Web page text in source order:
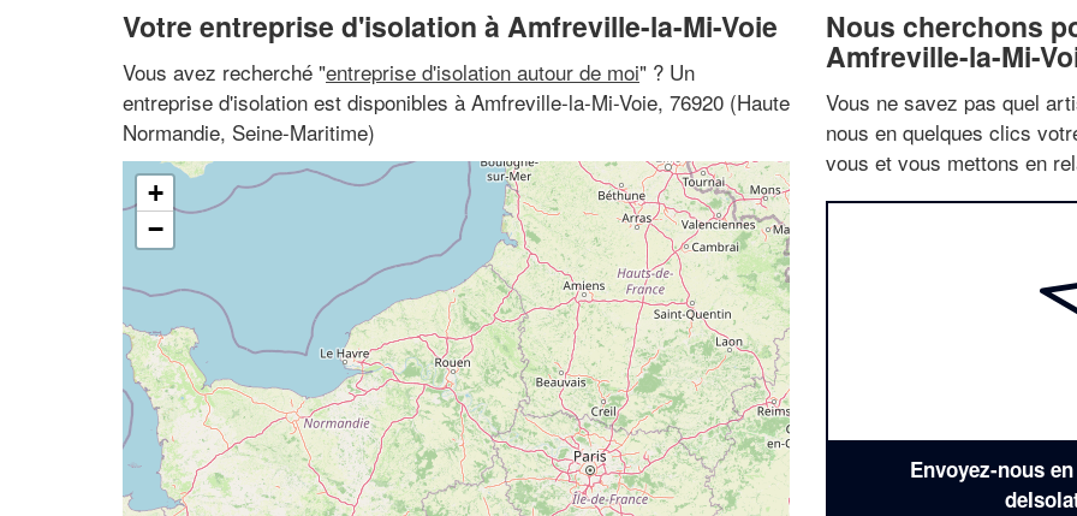
Votre entreprise d'isolation à Amfreville-la-Mi-Voie
Vous avez recherché "entreprise d'isolation autour de moi" ? Un
entreprise d'isolation est disponibles à Amfreville-la-Mi-Voie, 76920 (Haute
Normandie, Seine-Maritime)
+
−
Nous cherchons
Amfreville-la-Mi-
Vous ne savez pas quel
nous en quelques clics
vous et vous mettons en
Envoyez-nous